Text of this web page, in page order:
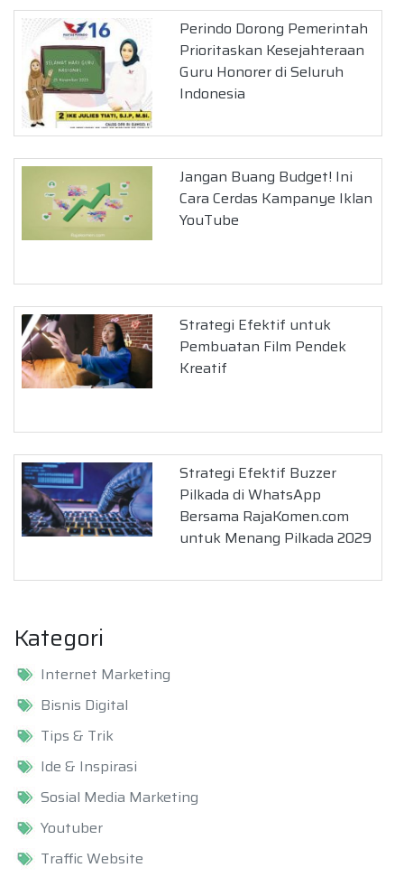
Perindo Dorong Pemerintah
Prioritaskan Kesejahteraan
Guru Honorer di Seluruh
Indonesia
Jangan Buang Budget! Ini
Cara Cerdas Kampanye Iklan
YouTube
Strategi Efektif untuk
Pembuatan Film Pendek
Kreatif
Strategi Efektif Buzzer
Pilkada di WhatsApp
Bersama RajaKomen.com
untuk Menang Pilkada 2029
Kategori
Internet Marketing
Bisnis Digital
Tips & Trik
Ide & Inspirasi
Sosial Media Marketing
Youtuber
Traffic Website